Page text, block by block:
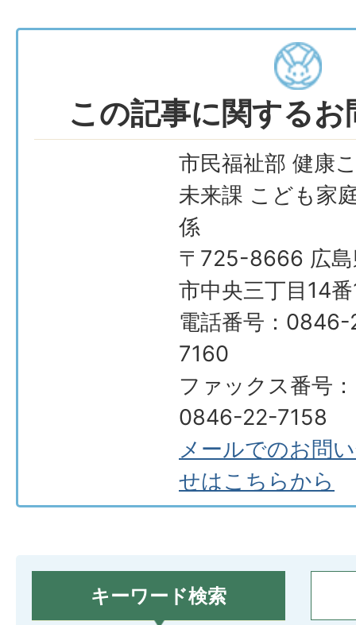
この記事に関する
市民福祉部 健康
未来課 こども家
係
〒725-8666 広島
市中央三丁目14
電話番号：
7160
ファックス番号：
0846-22-7158
メールでのお問
せはこちらから
キーワード検索